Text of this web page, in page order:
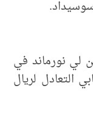
لي نورماند في
التعادل لريال